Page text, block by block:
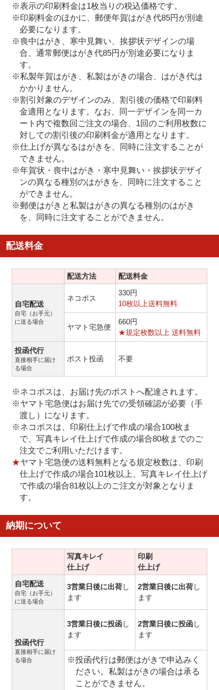
※表示の印刷料金は1枚当りの税込価格です。
※印刷料金のほかに、郵便年賀はがき代85円が別途
必要になります。
※喪中はがき、寒中見舞い、挨拶状デザインの場
合、通常郵便はがき代85円が別途必要になりま
す。
※私製年賀はがき、私製はがきの場合、はがき代は
かかりません。
※割引対象のデザインのみ、割引後の価格で印刷料
金適用となります。なお、同一デザインを同一カ
ート内で複数回ご注文の場合、1回のご利用枚数に
対しての割引後の印刷料金が適用となります。
※仕上げが異なるはがきを、同時に注文することが
できません。
※年賀状・喪中はがき・寒中見舞い・挨拶状デザイ
ンの異なる種別のはがきを、同時に注文すること
ができません。
※郵便はがきと私製はがきの異なる種別のはがき
を、同時に注文することができません。
配送料金
配送方法 配送料金
自宅配送
自宅（お手元）
に送る場合
ネコポス
330円
10枚以上送料無料
ヤマト宅急便
660円
★規定枚数以上 送料無料
投函代行
直接相手に届け
る場合
ポスト投函 不要
※ネコポスは、お届け先のポストへ配達されます。
※ヤマト宅急便はお届け先での受領確認が必要（手
渡し）になります。
※ネコポスは、印刷仕上げで作成の場合100枚ま
で、写真キレイ仕上げで作成の場合80枚までのご
注文でご利用いただけます。
★ヤマト宅急便の送料無料となる規定枚数は、印刷
仕上げで作成の場合101枚以上、写真キレイ仕上げ
で作成の場合81枚以上のご注文が対象となりま
す。
納期について
写真キレイ
仕上げ
印刷
仕上げ
自宅配送
自宅（お手元）
に送る場合
3営業日後に出荷し
ます
2営業日後に出荷し
ます
投函代行
直接相手に届け
る場合
3営業日後に投函し
ます
2営業日後に投函し
ます
※投函代行は郵便はがきで申込みく
ださい。私製はがきの場合は承る
ことができません。